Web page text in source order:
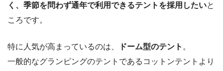
く、季節を問わず通年で利用できるテントを採用したいと
ころです。
特に人気が高まっているのは、 ドーム型のテント 。
一般的なグランピングのテントであるコットンテントより